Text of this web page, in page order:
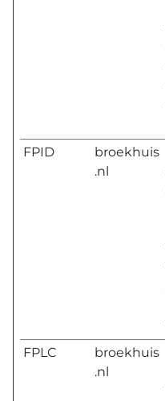
FPID
broekhuis
.nl
FPLC
broekhuis
.nl